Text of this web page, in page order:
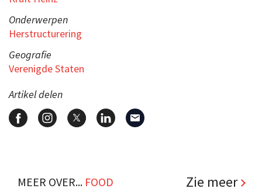
Onderwerpen
Herstructurering
Geografie
Verenigde Staten
Artikel delen
MEER OVER... FOOD Zie meer